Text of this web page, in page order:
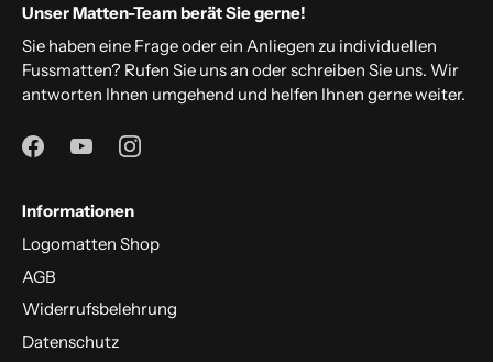
Unser Matten-Team berät Sie gerne!
Sie haben eine Frage oder ein Anliegen zu individuellen
Fussmatten? Rufen Sie uns an oder schreiben Sie uns. Wir
antworten Ihnen umgehend und helfen Ihnen gerne weiter.
Informationen
Logomatten Shop
AGB
Widerrufsbelehrung
Datenschutz